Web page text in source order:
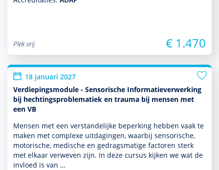
Plek vrij € 1.470
18 januari 2027
Verdiepingsmodule - Sensorische Informatieverwerking
bij hechtingsproblematiek en trauma bij mensen met
een VB
Mensen met een ver­stande­lijke beper­king hebben vaak te
maken met complexe uitdagingen, waarbij sensorische,
motorische, medische en gedragsmatige factoren sterk
met elkaar verweven zijn. In deze cursus kijken we wat de
invloed is van …